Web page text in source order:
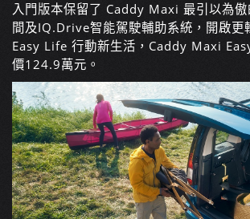
入門版本保留了 Caddy Maxi 最引以為
間及IQ.Drive智能駕駛輔助系統，開啟更
Easy Life 行動新生活，Caddy Maxi
價124.9萬元。